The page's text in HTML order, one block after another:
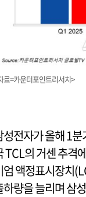
료=카운터포인트리서치>
성전자가 올해 1
TCL의 거센 추격
엄 액정표시장치
하량을 늘리며 삼